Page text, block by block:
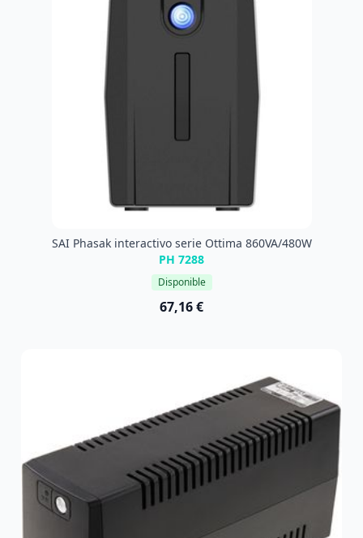
SAI Phasak interactivo serie Ottima 860VA/480W
PH 7288
Disponible
67,16 €